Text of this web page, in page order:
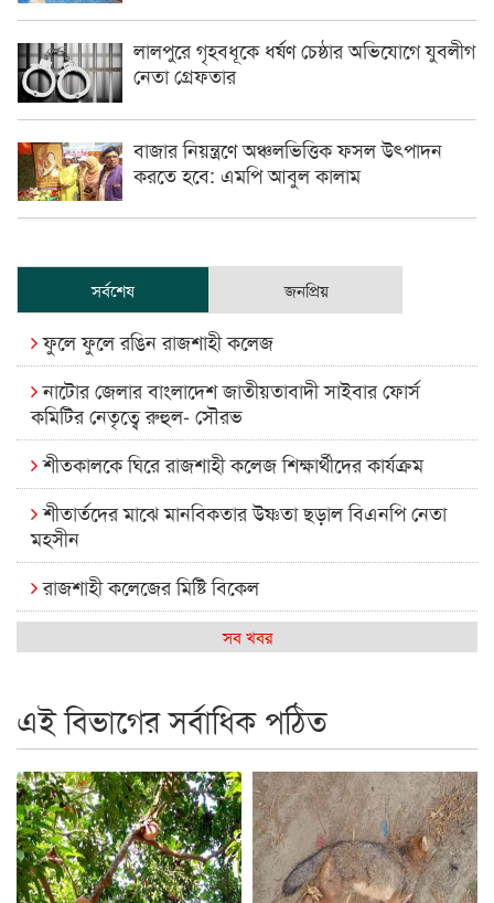
লালপুরে গৃহবধূকে ধর্ষণ চেষ্ঠার অভিযোগে যুবলীগ
নেতা গ্রেফতার
বাজার নিয়ন্ত্রণে অঞ্চলভিত্তিক ফসল উৎপাদন
করতে হবে: এমপি আবুল কালাম
সর্বশেষ জনপ্রিয়
ফুলে ফুলে রঙিন রাজশাহী কলেজ
নাটোর জেলার বাংলাদেশ জাতীয়তাবাদী সাইবার ফোর্স
কমিটির নেতৃত্বে রুহুল- সৌরভ
শীতকালকে ঘিরে রাজশাহী কলেজ শিক্ষার্থীদের কার্যক্রম
শীতার্তদের মাঝে মানবিকতার উষ্ণতা ছড়াল বিএনপি নেতা
মহসীন
রাজশাহী কলেজের মিষ্টি বিকেল
কেমন আছে আমাদের দেশের মধ্যবিত্তরা
রাজশাইন একাডেমির ফল প্রকাশ ও পুরস্কার বিতরণ
রাজশাহী কলেজের শিক্ষার্থী শাখাওয়াত পেলেন স্টার এক্সিলেন্স
অ্যাওয়ার্ড
বিশ্ব নদী বিবস উপলক্ষে নদী সুরক্ষায় নাওযাত্রা
সব খবর
এই বিভাগের সর্বাধিক পঠিত